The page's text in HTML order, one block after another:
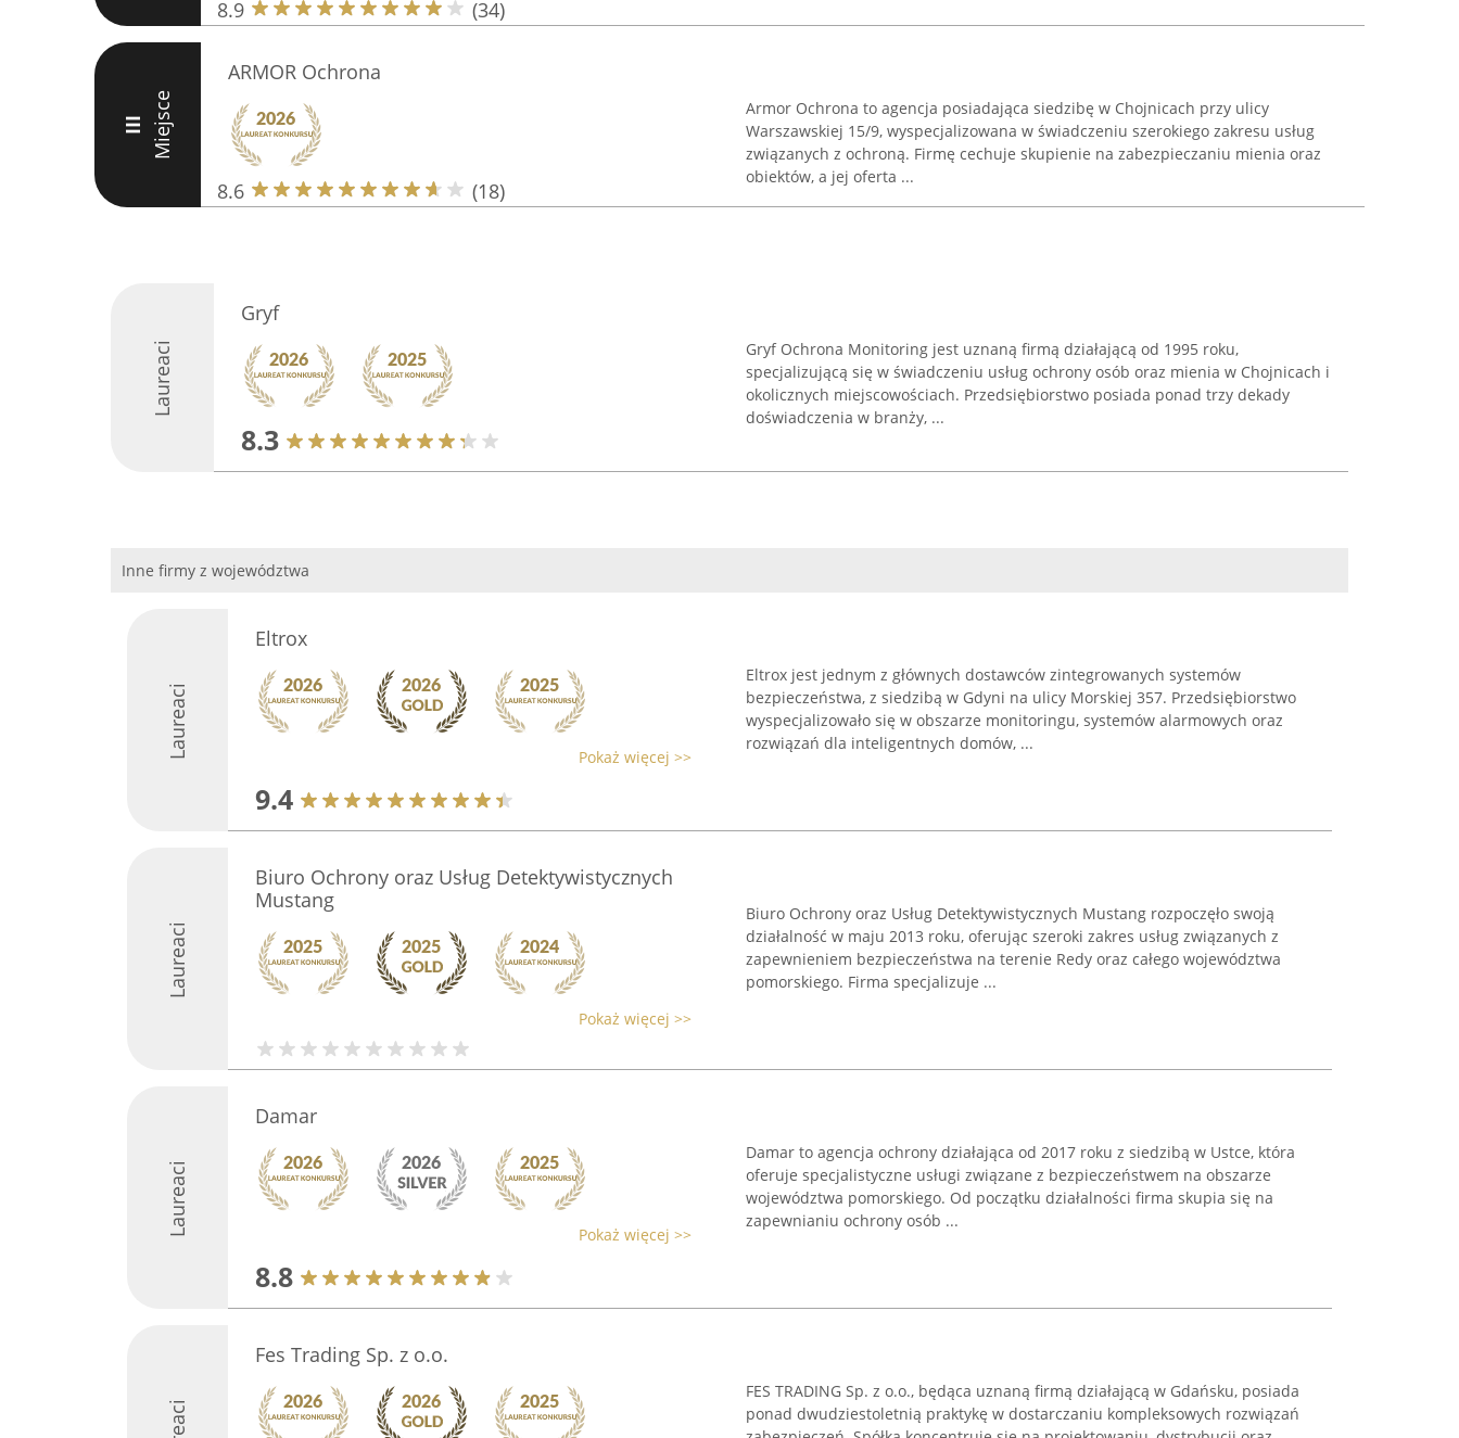
8.9 (34)
III Miejsce
ARMOR Ochrona
8.6 (18)
Armor Ochrona to agencja posiadająca siedzibę w Chojnicach przy ulicy
Warszawskiej 15/9, wyspecjalizowana w świadczeniu szerokiego zakresu usług
związanych z ochroną. Firmę cechuje skupienie na zabezpieczaniu mienia oraz
obiektów, a jej oferta ...
Laureaci
Gryf
8.3
Gryf Ochrona Monitoring jest uznaną firmą działającą od 1995 roku,
specjalizującą się w świadczeniu usług ochrony osób oraz mienia w Chojnicach i
okolicznych miejscowościach. Przedsiębiorstwo posiada ponad trzy dekady
doświadczenia w branży, ...
Inne firmy z województwa
Laureaci
Eltrox
Pokaż więcej >>
9.4
Eltrox jest jednym z głównych dostawców zintegrowanych systemów
bezpieczeństwa, z siedzibą w Gdyni na ulicy Morskiej 357. Przedsiębiorstwo
wyspecjalizowało się w obszarze monitoringu, systemów alarmowych oraz
rozwiązań dla inteligentnych domów, ...
Laureaci
Biuro Ochrony oraz Usług Detektywistycznych
Mustang
Pokaż więcej >>
Biuro Ochrony oraz Usług Detektywistycznych Mustang rozpoczęło swoją
działalność w maju 2013 roku, oferując szeroki zakres usług związanych z
zapewnieniem bezpieczeństwa na terenie Redy oraz całego województwa
pomorskiego. Firma specjalizuje ...
Laureaci
Damar
Pokaż więcej >>
8.8
Damar to agencja ochrony działająca od 2017 roku z siedzibą w Ustce, która
oferuje specjalistyczne usługi związane z bezpieczeństwem na obszarze
województwa pomorskiego. Od początku działalności firma skupia się na
zapewnianiu ochrony osób ...
Fes Trading Sp. z o.o.
FES TRADING Sp. z o.o., będąca uznaną firmą działającą w Gdańsku, posiada
ponad dwudziestoletnią praktykę w dostarczaniu kompleksowych rozwiązań